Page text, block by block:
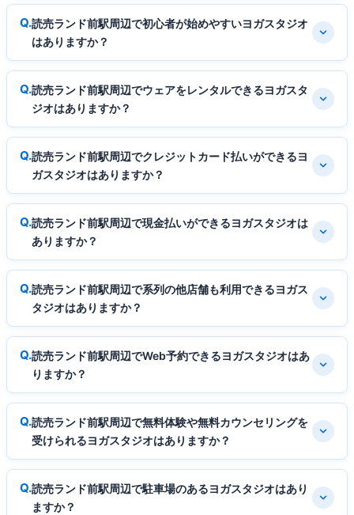
読売ランド前駅周辺で初心者が始めやすいヨガスタジオ
はありますか？
読売ランド前駅周辺でウェアをレンタルできるヨガスタ
ジオはありますか？
読売ランド前駅周辺でクレジットカード払いができるヨ
ガスタジオはありますか？
読売ランド前駅周辺で現金払いができるヨガスタジオは
ありますか？
読売ランド前駅周辺で系列の他店舗も利用できるヨガス
タジオはありますか？
読売ランド前駅周辺でWeb予約できるヨガスタジオはあ
りますか？
読売ランド前駅周辺で無料体験や無料カウンセリングを
受けられるヨガスタジオはありますか？
読売ランド前駅周辺で駐車場のあるヨガスタジオはあり
ますか？